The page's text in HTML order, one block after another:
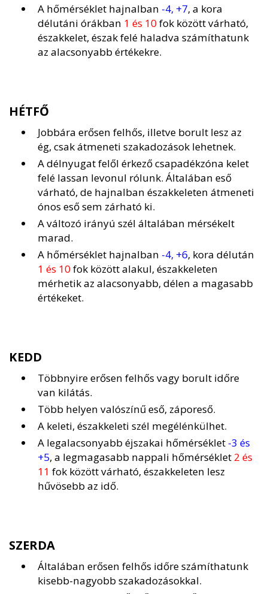
A hőmérséklet hajnalban -4, +7, a kora
délutáni órákban 1 és 10fok között várható,
északkelet, észak felé haladva számíthatunk
az alacsonyabb értékekre.
HÉTFŐ
Jobbára erősen felhős, illetve borult lesz az
ég, csak átmeneti szakadozások lehetnek.
A délnyugat felől érkező csapadékzóna kelet
felé lassan levonul rólunk. Általában eső
várható, de hajnalban északkeleten átmeneti
ónos eső sem zárható ki.
A változó irányú szél általában mérsékelt
marad.
A hőmérséklet hajnalban -4, +6, kora délután
1 és 10fok között alakul, északkeleten
mérhetik az alacsonyabb, délen a magasabb
értékeket.
KEDD
Többnyire erősen felhős vagy borult időre
van kilátás.
Több helyen valószínű eső, záporeső.
A keleti, északkeleti szél megélénkülhet.
A legalacsonyabb éjszakai hőmérséklet -3 és
+5, a legmagasabb nappali hőmérséklet 2 és
11 fok között várható, északkeleten lesz
hűvösebb az idő.
SZERDA
Általában erősen felhős időre számíthatunk
kisebb-nagyobb szakadozásokkal.